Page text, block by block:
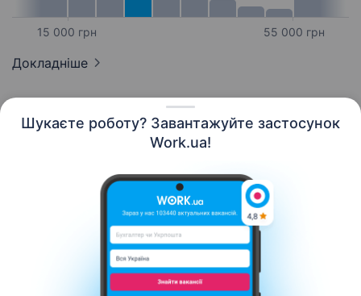
Шукаєте роботу? Завантажуйте застосунок
Work.ua!
15 000 грн 55 000 грн
Докладніше